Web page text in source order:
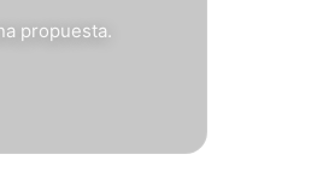
propuesta.